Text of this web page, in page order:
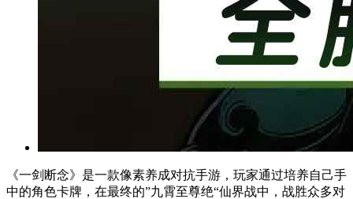
《一剑断念》是一款像素养成对抗手游，玩家通过培养自己手
中的角色卡牌，在最终的”九霄至尊绝“仙界战中，战胜众多对